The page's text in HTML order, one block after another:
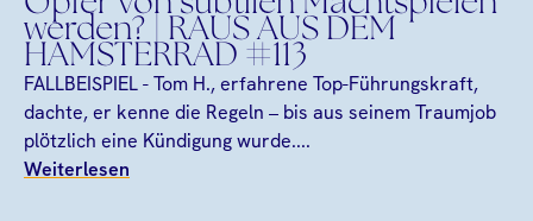
werden? | RAUS AUS DEM
HAMSTERRAD #113
FALLBEISPIEL - Tom H., erfahrene Top-Führungskraft,
dachte, er kenne die Regeln – bis aus seinem Traumjob
plötzlich eine Kündigung wurde....
Weiterlesen